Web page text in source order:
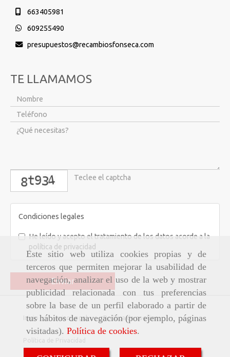
Este sitio web utiliza cookies propias y de
terceros que permiten mejorar la usabilidad de
navegación, analizar el uso de la web y mostrar
publicidad relacionada con tus preferencias
sobre la base de un perfil elaborado a partir de
tus hábitos de navegación (por ejemplo, páginas
visitadas). Política de cookies.
663405981
609255490
presupuestos
recambiosfonseca.com
TE LLAMAMOS
captcha
Condiciones legales
He leído y acepto el tratamiento de los datos acorde a la
política de privacidad
Enviar
Inicio Aviso Legal Política de cookies
Política de Privacidad